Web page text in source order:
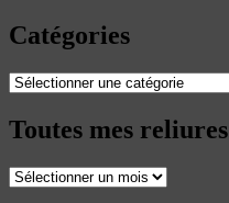
Catégories
Catégories
Toutes mes reliures
Toutes